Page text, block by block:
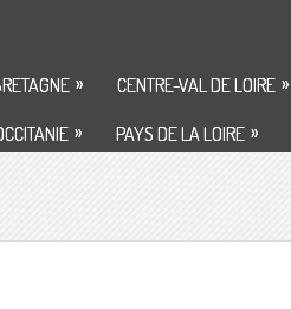
» CENTRE-VAL DE LOIRE »
» PAYS DE LA LOIRE »